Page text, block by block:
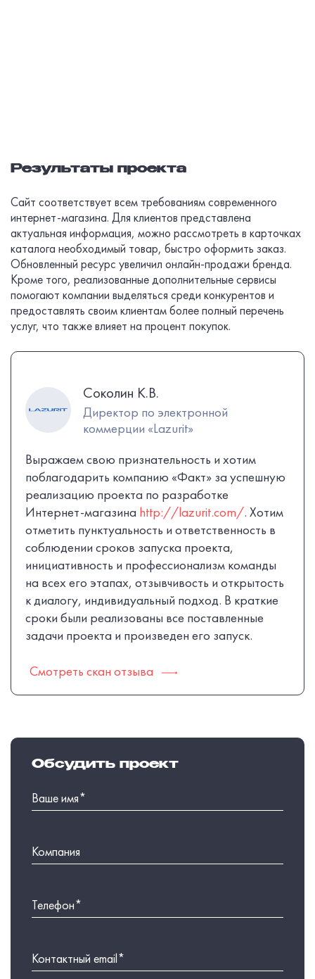
Результаты проекта
Сайт соответствует всем требованиям современного
интернет-магазина. Для клиентов представлена
актуальная информация, можно рассмотреть в карточках
каталога необходимый товар, быстро оформить заказ.
Обновленный ресурс увеличил онлайн-продажи бренда.
Кроме того, реализованные дополнительные сервисы
помогают компании выделяться среди конкурентов и
предоставлять своим клиентам более полный перечень
услуг, что также влияет на процент покупок.
Соколин К.В.
Директор по электронной
коммерции «Lazurit»
Выражаем свою признательность и хотим
поблагодарить компанию «Факт» за успешную
реализацию проекта по разработке
Интернет-магазина http://lazurit.com/. Хотим
отметить пунктуальность и ответственность в
соблюдении сроков запуска проекта,
инициативность и профессионализм команды
на всех его этапах, отзывчивость и открытость
к диалогу, индивидуальный подход. В краткие
сроки были реализованы все поставленные
задачи проекта и произведен его запуск.
Смотреть скан отзыва
Обсудить проект